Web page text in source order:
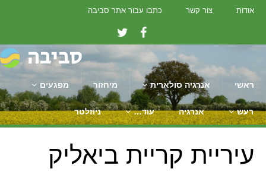
אודות צור קשר כתבו עבור אתר סביבה
ראשי אנרגיה סולארית מיחזור מפגעים
רעש אנרגיה עוד… ניוזלטר
עיריית קריית ביאליק